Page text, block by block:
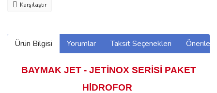
Karşılaştır
Ürün Bilgisi Yorumlar Taksit Seçenekleri
BAYMAK JET - JETİNOX SERİSİ PAKET
HİDROFOR